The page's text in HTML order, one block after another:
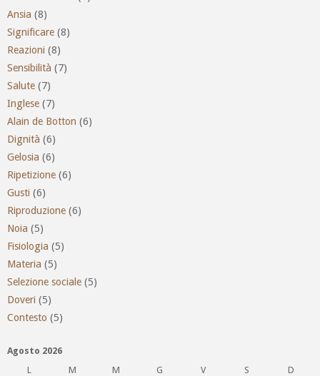
Ansia (8)
Significare (8)
Reazioni (8)
Sensibilità (7)
Salute (7)
Inglese (7)
Alain de Botton (6)
Dignità (6)
Gelosia (6)
Ripetizione (6)
Gusti (6)
Riproduzione (6)
Noia (5)
Fisiologia (5)
Materia (5)
Selezione sociale (5)
Doveri (5)
Contesto (5)
Agosto 2026
L
M M G V S D